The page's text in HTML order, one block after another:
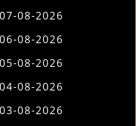
08-2026
08-2026
08-2026
08-2026
08-2026